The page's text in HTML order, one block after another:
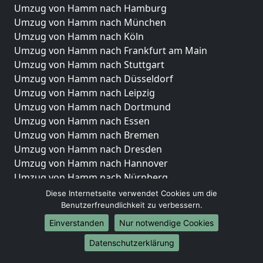
Umzug von Hamm nach Hamburg
Umzug von Hamm nach München
Umzug von Hamm nach Köln
Umzug von Hamm nach Frankfurt am Main
Umzug von Hamm nach Stuttgart
Umzug von Hamm nach Düsseldorf
Umzug von Hamm nach Leipzig
Umzug von Hamm nach Dortmund
Umzug von Hamm nach Essen
Umzug von Hamm nach Bremen
Umzug von Hamm nach Dresden
Umzug von Hamm nach Hannover
Umzug von Hamm nach Nürnberg
Umzug von Hamm nach Duisburg
Umzug von Hamm nach Bochum
Umzug von Hamm nach Wuppertal
Umzug von Hamm nach Bielefeld
Umzug von Hamm nach Bonn
Diese Internetseite verwendet Cookies um die
Benutzerfreundlichkeit zu verbessern.
Einverstanden
Nur notwendige Cookies
Datenschutzerklärung